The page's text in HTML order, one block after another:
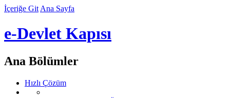
İçeriğe Git Ana Sayfa
e-Devlet Kapısı
Ana Bölümler
Hızlı Çözüm